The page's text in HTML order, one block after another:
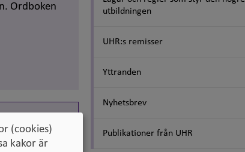
Ordboken
utbildningen
UHR:s remisser
Yttranden
Nyhetsbrev
Publikationer från UHR
(cookies)
kakor är